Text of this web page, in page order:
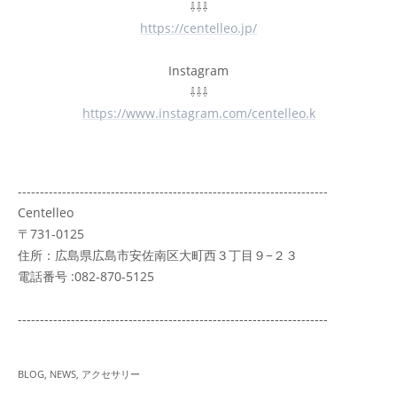
⇩⇩⇩
https://centelleo.jp/
Instagram
⇩⇩⇩
https://www.instagram.com/centelleo.k
----------------------------------------------------------------------
Centelleo
〒731-0125
住所：広島県広島市安佐南区大町西３丁目９−２３
電話番号 :082-870-5125
----------------------------------------------------------------------
BLOG NEWS アクセサリー